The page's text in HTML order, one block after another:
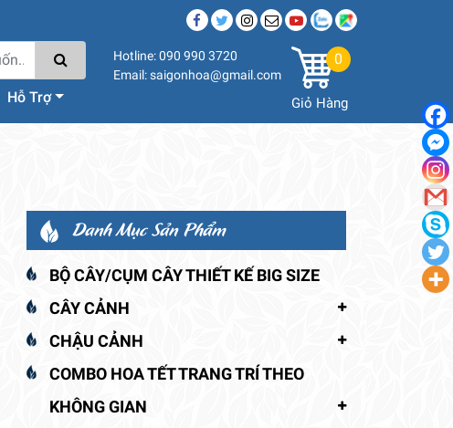
Hỗ Trợ
Hotline: 090 990 3720
Email: saigonhoa@gmail.com
0
Giỏ Hàng
Danh Mục Sản Phẩm
BỘ CÂY/CỤM CÂY THIẾT KẾ BIG SIZE
CÂY CẢNH
CHẬU CẢNH
COMBO HOA TẾT TRANG TRÍ THEO
KHÔNG GIAN